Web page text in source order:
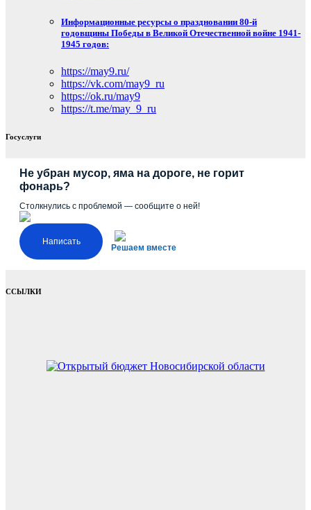
Информационные ресурсы о праздновании 80-й
годовщины Победы в Великой Отечественной войне 1941-
1945 годов:
https://may9.ru/
https://vk.com/may9_ru
https://ok.ru/may9
https://t.me/may_9_ru
Госуслуги
Не убран мусор, яма на дороге, не горит
фонарь?
Столкнулись с проблемой — сообщите о ней!
Написать
Решаем вместе
ССЫЛКИ